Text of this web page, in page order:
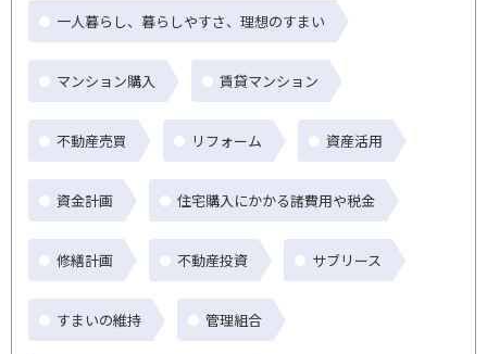
一人暮らし、暮らしやすさ、理想のすまい
マンション購入 賃貸マンション
不動産売買 リフォーム 資産活用
資金計画 住宅購入にかかる諸費用や税金
修繕計画 不動産投資 サブリース
すまいの維持 管理組合